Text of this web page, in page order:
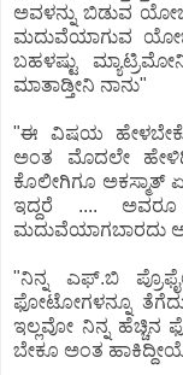
ಅವಳನ್ನು ಬಿಡುವ
ಮದುವೆಯಾಗುವ
ಬಹಳಷ್ಟು
ಮಾತಾಡ್ತೀನಿ ನಾನು"
"ಈ ವಿಷಯ ಹೇಳಬೇಕೋ
ಅಂತ ಮೊದಲೇ
ಕೊಲೀಗಿಗೂ ಅಕಸ್ಮಾತ್
ಇದ್ದರೆ .... ಅವರೂ
ಮದುವೆಯಾಗಬಾರದು
"ನಿನ್ನ ಎಫ್.ಬಿ
ಫೋಟೋಗಳನ್ನೂ
ಇಲ್ಲವೋ ನಿನ್ನ ಹೆಚ್ಚಿನ
ಬೇಕೂ ಅಂತ